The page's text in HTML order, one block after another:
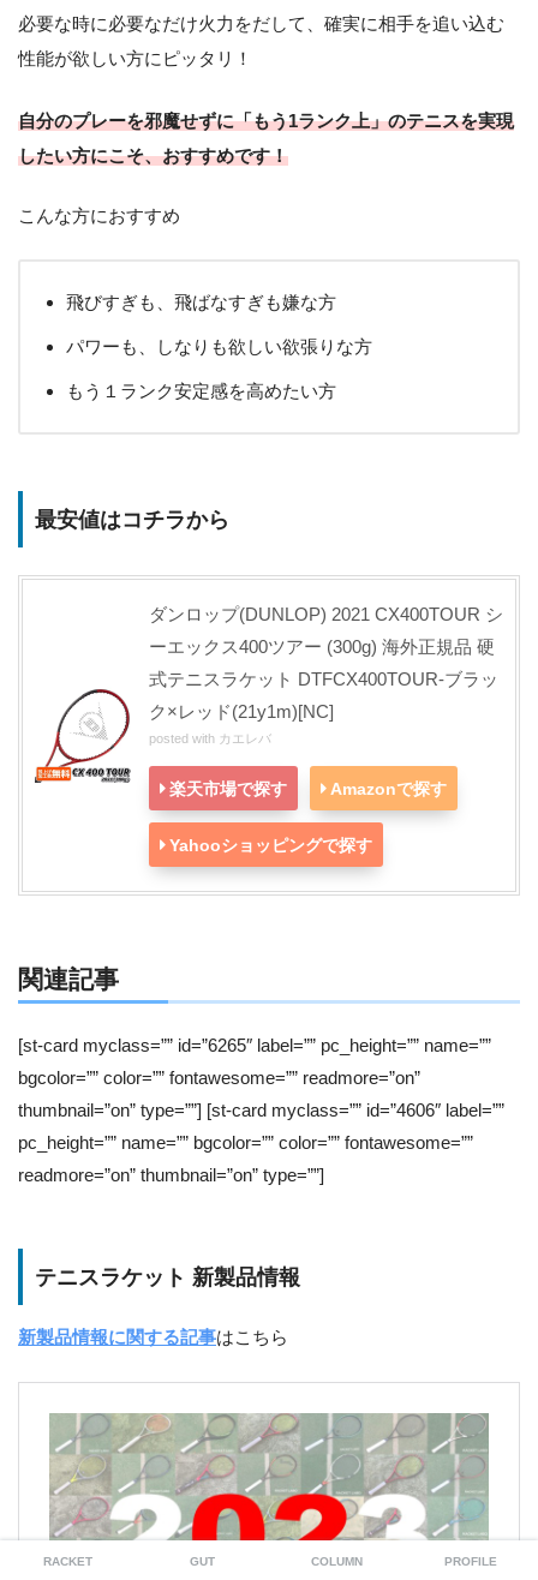
必要な時に必要なだけ火力をだして、確実に相手を追い込む
性能が欲しい方にピッタリ！
自分のプレーを邪魔せずに「もう1ランク上」のテニスを実現
したい方にこそ、おすすめです！
こんな方におすすめ
飛びすぎも、飛ばなすぎも嫌な方
パワーも、しなりも欲しい欲張りな方
もう１ランク安定感を高めたい方
最安値はコチラから
ダンロップ(DUNLOP) 2021 CX400TOUR シ
ーエックス400ツアー (300g) 海外正規品 硬
式テニスラケット DTFCX400TOUR-ブラッ
ク×レッド(21y1m)[NC]
posted with カエレバ
楽天市場で探す Amazonで探す
Yahooショッピングで探す
関連記事
[st-card myclass=”” id=”6265″ label=”” pc_height=”” name=””
bgcolor=”” color=”” fontawesome=”” readmore=”on”
thumbnail=”on” type=””] [st-card myclass=”” id=”4606″ label=””
pc_height=”” name=”” bgcolor=”” color=”” fontawesome=””
readmore=”on” thumbnail=”on” type=””]
テニスラケット 新製品情報
新製品情報に関する記事はこちら
RACKET GUT COLUMN PROFILE